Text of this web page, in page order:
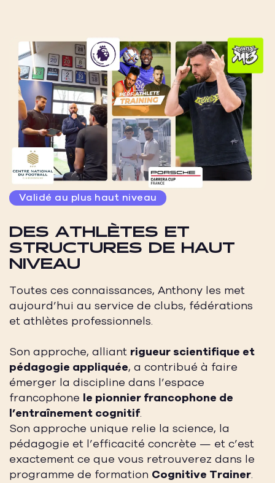
Validé au plus haut niveau
DES ATHLÈTES ET
STRUCTURES DE HAUT
NIVEAU
Toutes ces connaissances, Anthony les met
aujourd’hui au service de clubs, fédérations
et athlètes professionnels.
Son approche, alliant rigueur scientifique et
pédagogie appliquée, a contribué à faire
émerger la discipline dans l’espace
francophone le pionnier francophone de
l’entraînement cognitif.
Son approche unique relie la science, la
pédagogie et l’efficacité concrète — et c’est
exactement ce que vous retrouverez dans le
programme de formation Cognitive Trainer.